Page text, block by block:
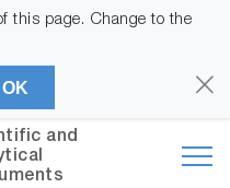
this page. Change to the
OK
and